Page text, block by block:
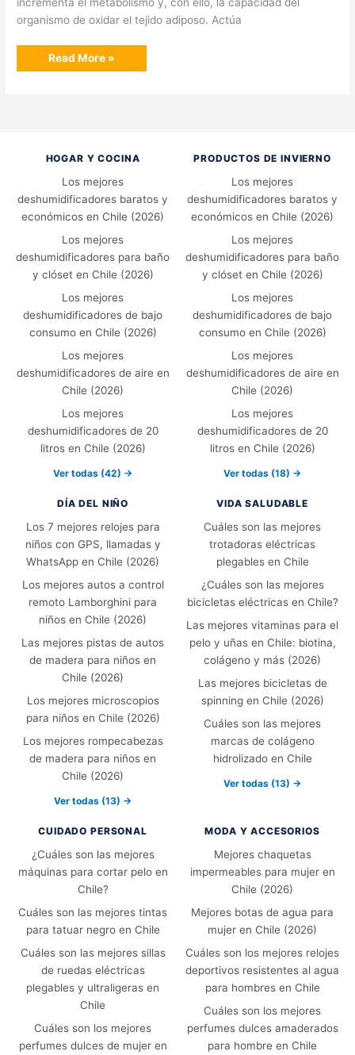
organismo de oxidar el tejido adiposo. Actúa
Cuáles
Chile
Read More »
HOGAR Y COCINA
Los mejores
deshumidificadores baratos y
económicos en Chile (2026)
Los mejores
deshumidificadores para baño
y clóset en Chile (2026)
Los mejores
deshumidificadores de bajo
consumo en Chile (2026)
Los mejores
deshumidificadores de aire en
Chile (2026)
Los mejores
deshumidificadores de 20
litros en Chile (2026)
Ver todas (42) →
PRODUCTOS DE INVIERNO
Los mejores
deshumidificadores baratos y
económicos en Chile (2026)
Los mejores
deshumidificadores para baño
y clóset en Chile (2026)
Los mejores
deshumidificadores de bajo
consumo en Chile (2026)
Los mejores
deshumidificadores de aire en
Chile (2026)
Los mejores
deshumidificadores de 20
litros en Chile (2026)
Ver todas (18) →
DÍA DEL NIÑO
Los 7 mejores relojes para
niños con GPS, llamadas y
WhatsApp en Chile (2026)
Los mejores autos a control
remoto Lamborghini para
niños en Chile (2026)
Las mejores pistas de autos
de madera para niños en
Chile (2026)
Los mejores microscopios
para niños en Chile (2026)
Los mejores rompecabezas
de madera para niños en
Chile (2026)
Ver todas (13) →
VIDA SALUDABLE
Cuáles son las mejores
trotadoras eléctricas
plegables en Chile
¿Cuáles son las mejores
bicicletas eléctricas en Chile?
Las mejores vitaminas para el
pelo y uñas en Chile: biotina,
colágeno y más (2026)
Las mejores bicicletas de
spinning en Chile (2026)
Cuáles son las mejores
marcas de colágeno
hidrolizado en Chile
Ver todas (13) →
CUIDADO PERSONAL
¿Cuáles son las mejores
máquinas para cortar pelo en
Chile?
Cuáles son las mejores tintas
para tatuar negro en Chile
Cuáles son las mejores sillas
de ruedas eléctricas
plegables y ultraligeras en
Chile
Cuáles son los mejores
perfumes dulces de mujer en
MODA Y ACCESORIOS
Mejores chaquetas
impermeables para mujer en
Chile (2026)
Mejores botas de agua para
mujer en Chile (2026)
Cuáles son los mejores relojes
deportivos resistentes al agua
para hombres en Chile
Cuáles son los mejores
perfumes dulces amaderados
para hombre en Chile